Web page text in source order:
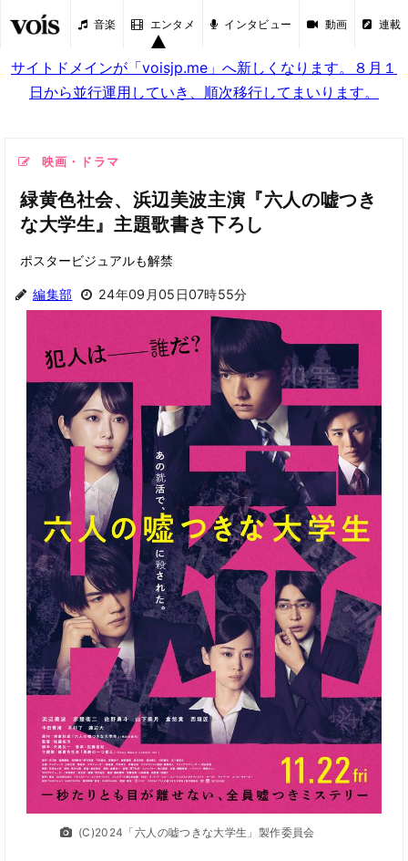
音楽 エンタメ インタビュー 動画 連載
サイトドメインが「voisjp.me」へ新しくなります。８月１
日から並行運用していき、順次移行してまいります。
映画・ドラマ
緑黄色社会、浜辺美波主演『六人の嘘つき
な大学生』主題歌書き下ろし
ポスタービジュアルも解禁
編集部 24年09月05日07時55分
(C)2024「六人の嘘つきな大学生」製作委員会